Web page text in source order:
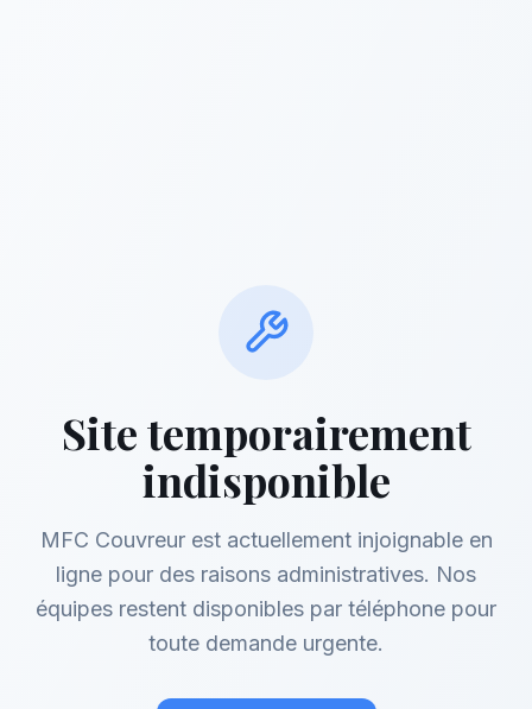
Site temporairement
indisponible
MFC Couvreur est actuellement injoignable en
ligne pour des raisons administratives. Nos
équipes restent disponibles par téléphone pour
toute demande urgente.